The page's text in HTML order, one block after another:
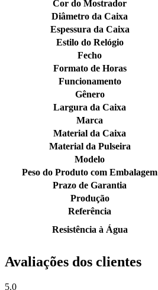
Cor do Mostrador
Diâmetro da Caixa
Espessura da Caixa
Estilo do Relógio
Fecho
Formato de Horas
Funcionamento
Gênero
Largura da Caixa
Marca
Material da Caixa
Material da Pulseira
Modelo
Peso do Produto com Embalagem
Prazo de Garantia
Produção
Referência
Resistência à Água
Avaliações dos clientes
5.0